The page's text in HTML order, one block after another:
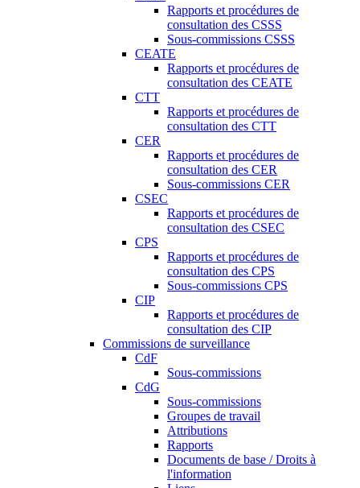
Rapports et procédures de
consultation des CSSS
Sous-commissions CSSS
CEATE
Rapports et procédures de
consultation des CEATE
CTT
Rapports et procédures de
consultation des CTT
CER
Rapports et procédures de
consultation des CER
Sous-commissions CER
CSEC
Rapports et procédures de
consultation des CSEC
CPS
Rapports et procédures de
consultation des CPS
Sous-commissions CPS
CIP
Rapports et procédures de
consultation des CIP
Commissions de surveillance
CdF
Sous-commissions
CdG
Sous-commissions
Groupes de travail
Attributions
Rapports
Documents de base / Droits à
l'information